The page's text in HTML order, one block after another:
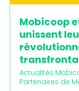
Mobicoop
unissent
Actualités
Partenaires de